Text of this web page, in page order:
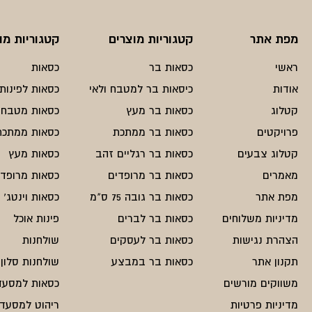
מפת אתר
ראשי
אודות
קטלוג
פרויקטים
קטלוג צבעים
מאמרים
מפת אתר
מדיניות משלוחים
הצהרת נגישות
תקנון אתר
משווקים מורשים
מדיניות פרטיות
קטגוריות מוצרים
כסאות בר
כיסאות בר למטבח ולאי
כסאות בר מעץ
כסאות בר ממתכת
כסאות בר רגליים זהב
כסאות בר מרופדים
כסאות בר גובה 75 ס"מ
כסאות בר לברים
כסאות בר לעסקים
כסאות בר במבצע
קטגוריות
כסאות
כסאות
כסאות מטבח
כסאות
כסאות מעץ
כסאות
כסאות וינטג'
פינות אוכל
שולחנות
שולחנות סלון
כסאות
ריהוט